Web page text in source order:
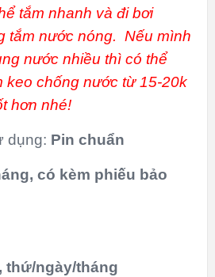
tắm nhanh và đi bơi
tắm nước nóng. Nếu mình
nước nhiều thì có thể
keo chống nước từ 15-20k
hơn nhé!
dụng: Pin chuẩn
có kèm phiếu bảo
thứ/ngày/tháng